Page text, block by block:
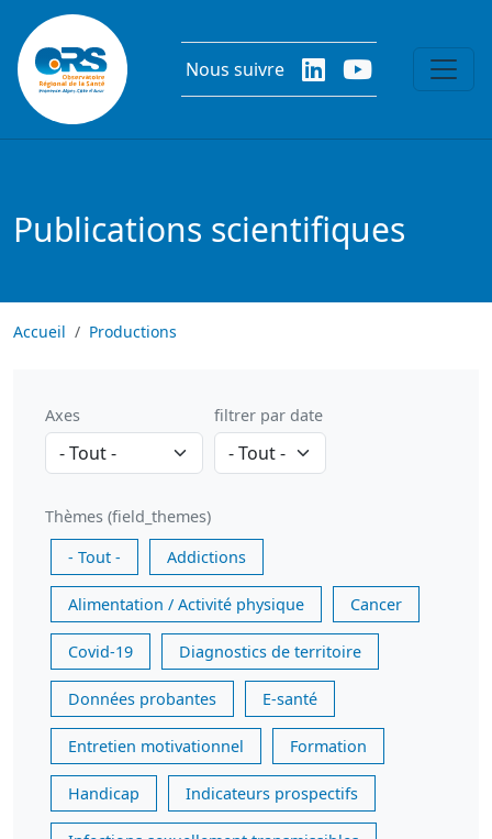
Aller au contenu principal
Nous suivre
Publications scientifiques
Accueil Productions
Axes filtrer par date
Thèmes (field_themes)
- Tout -
Addictions
Alimentation / Activité physique Cancer
Covid-19 Diagnostics de territoire
Données probantes E-santé
Entretien motivationnel Formation
Handicap Indicateurs prospectifs